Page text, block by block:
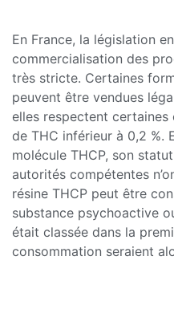
En France, la législation
commercialisation des
très stricte. Certaines
peuvent être vendues
elles respectent certaines
de THC inférieur à 0,2 %.
molécule THCP, son
autorités compétentes
résine THCP peut être
substance psychoactive
était classée dans la
consommation seraient